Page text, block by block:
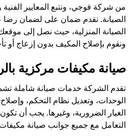
من شركة فوجي، ونتبع المعايير الفنية
الصيانة. نقدم ضمان على لضمان رضا
الصيانة المنزلية، حيث نصل إلى
ونقوم بإصلاح المكيف بدون إزعاج أو
صيانة مكيفات مركزية
تقدم الشركة خدمات صيانة شاملة
الوحدات، وتعديل نظام التحكم،
الغيار الضرورية، وغيرها. يجب أن
التعامل مع جميع جوانب صيانة